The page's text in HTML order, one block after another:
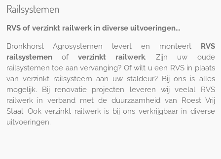
Railsystemen
RVS of verzinkt railwerk in diverse uitvoeringen...
Bronkhorst Agrosystemen levert en monteert RVS
railsystemenof verzinkt railwerk. Zijn uw oude
railsystemen toe aan vervanging? Of wilt u een RVS in plaats
van verzinkt railsysteem aan uw staldeur? Bij ons is alles
mogelijk. Bij renovatie projecten leveren wij veelal RVS
railwerk in verband met de duurzaamheid van Roest Vrij
Staal. Ook verzinkt railwerk is bij ons verkrijgbaar in diverse
uitvoeringen.